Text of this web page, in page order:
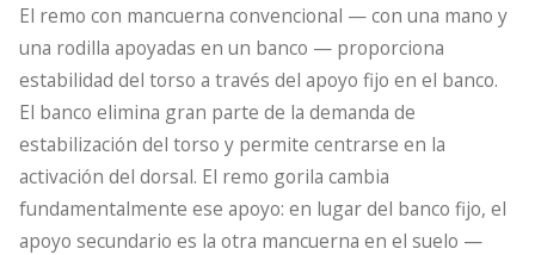
El remo con mancuerna convencional — con una mano y
una rodilla apoyadas en un banco — proporciona
estabilidad del torso a través del apoyo fijo en el banco.
El banco elimina gran parte de la demanda de
estabilización del torso y permite centrarse en la
activación del dorsal. El remo gorila cambia
fundamentalmente ese apoyo: en lugar del banco fijo, el
apoyo secundario es la otra mancuerna en el suelo —